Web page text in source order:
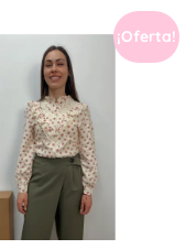
¡Oferta!